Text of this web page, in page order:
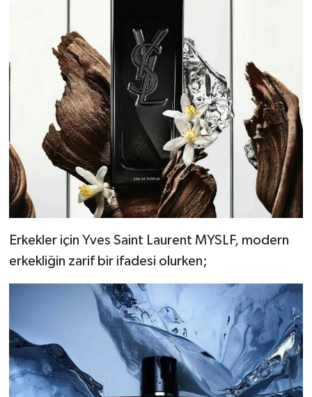
Erkekler için Yves Saint Laurent MYSLF, modern
erkekliğin zarif bir ifadesi olurken;